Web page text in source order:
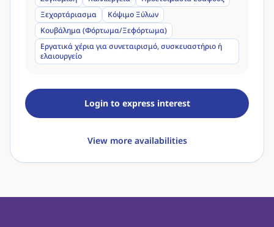
Ξεχορτάριασμα
Κόψιμο Ξύλων
Κουβάλημα (Φόρτωμα/Ξεφόρτωμα)
Εργατικά χέρια για συνεταιρισμό, συσκευαστήριο ή
ελαιουργείο
Login to express interest
View more availabilities